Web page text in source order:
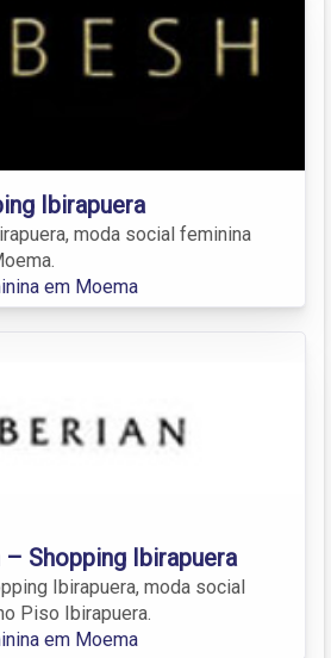
Ibirapuera
moda social feminina
em Moema
Shopping Ibirapuera
Ibirapuera, moda social
Piso Ibirapuera.
em Moema